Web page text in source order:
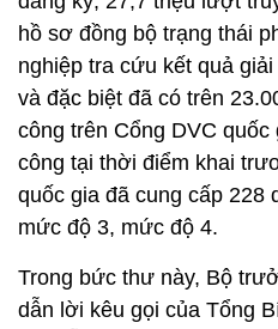
hồ sơ đồng bộ trạng thái
nghiệp tra cứu kết quả
và đặc biệt đã có trên
công trên Cổng DVC
công tại thời điểm khai
quốc gia đã cung cấp 228
mức độ 3, mức độ 4.
Trong bức thư này, Bộ
dẫn lời kêu gọi của Tổng